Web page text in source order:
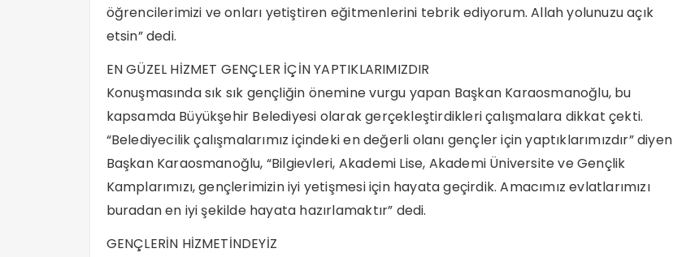
öğrencilerimizi ve onları yetiştiren eğitmenlerini tebrik ediyorum. Allah yolunuzu açık
etsin” dedi.
EN GÜZEL HİZMET GENÇLER İÇİN YAPTIKLARIMIZDIR
Konuşmasında sık sık gençliğin önemine vurgu yapan Başkan Karaosmanoğlu, bu
kapsamda Büyükşehir Belediyesi olarak gerçekleştirdikleri çalışmalara dikkat çekti.
“Belediyecilik çalışmalarımız içindeki en değerli olanı gençler için yaptıklarımızdır” diyen
Başkan Karaosmanoğlu, “Bilgievleri, Akademi Lise, Akademi Üniversite ve Gençlik
Kamplarımızı, gençlerimizin iyi yetişmesi için hayata geçirdik. Amacımız evlatlarımızı
buradan en iyi şekilde hayata hazırlamaktır” dedi.
GENÇLERİN HİZMETİNDEYİZ